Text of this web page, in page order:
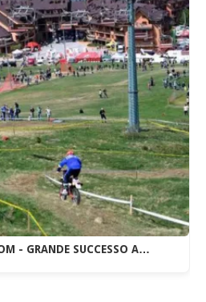
- GRANDE SUCCESSO A…